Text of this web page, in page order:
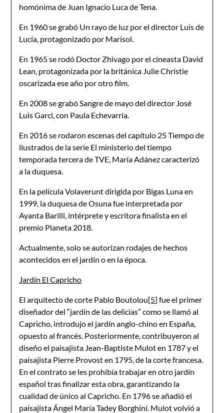
homónima de Juan Ignacio Luca de Tena.
En 1960 se grabó Un rayo de luz por el director Luis de
Lucía, protagonizado por Marisol.
En 1965 se rodó Doctor Zhivago por el cineasta David
Lean, protagonizada por la británica Julie Christie
oscarizada ese año por otro film.
En 2008 se grabó Sangre de mayo del director José
Luis Garci, con Paula Echevarría.
En 2016 se rodaron escenas del capítulo 25 Tiempo de
ilustrados de la serie El ministerio del tiempo
temporada tercera de TVE, María Adánez caracterizó
a la duquesa.
En la película Volaverunt dirigida por Bigas Luna en
1999, la duquesa de Osuna fue interpretada por
Ayanta Barilli, intérprete y escritora finalista en el
premio Planeta 2018.
Actualmente, solo se autorizan rodajes de hechos
acontecidos en el jardín o en la época.
Jardín El Capricho
El arquitecto de corte Pablo Boutolou[5] fue el primer
diseñador del “jardín de las delicias” como se llamó al
Capricho, introdujo el jardín anglo-chino en España,
opuesto al francés. Posteriormente, contribuyeron al
diseño el paisajista Jean-Baptiste Mulot en 1787 y el
paisajista Pierre Provost en 1795, de la corte francesa.
En el contrato se les prohibía trabajar en otro jardín
español tras finalizar esta obra, garantizando la
cualidad de único al Capricho. En 1796 se añadió el
paisajista Ángel María Tadey Borghini. Mulot volvió a